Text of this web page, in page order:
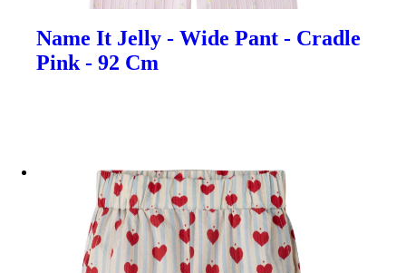
Name It Jelly - Wide Pant - Cradle
Pink - 92 Cm